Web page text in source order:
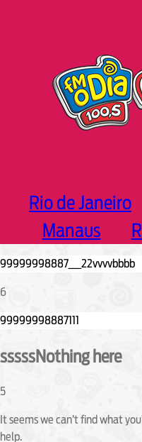
Rio de Janeiro
Manaus
6
sssssNothing here
5
It seems we can’t find what
help.